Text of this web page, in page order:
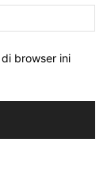
browser ini